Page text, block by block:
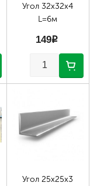
Угол 32х32х4
L=6м
149p
Угол 25х25х3